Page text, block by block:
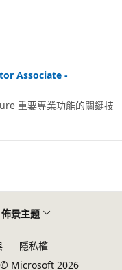
Associate -
重要專業功能的關鍵技
佈景主題
隱私權
© Microsoft 2026